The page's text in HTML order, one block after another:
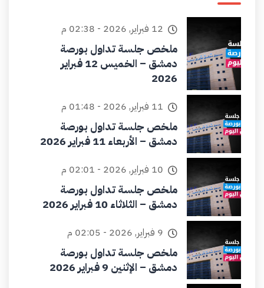
12 فبراير, 2026 - 02:38 م
ملخص جلسة تداول بورصة
دمشق – الخميس 12 فبراير
2026
11 فبراير, 2026 - 01:48 م
ملخص جلسة تداول بورصة
دمشق – الأربعاء 11 فبراير 2026
10 فبراير, 2026 - 02:01 م
ملخص جلسة تداول بورصة
دمشق – الثلاثاء 10 فبراير 2026
9 فبراير, 2026 - 02:05 م
ملخص جلسة تداول بورصة
دمشق – الإثنين 9 فبراير 2026